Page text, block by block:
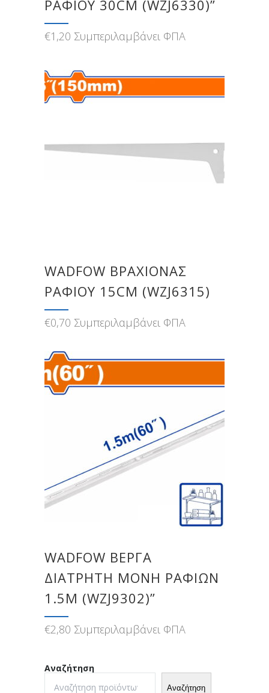
ΡΑΦΙΟΥ 30CM (WZJ6330)”
€1,20 Συμπεριλαμβάνει ΦΠΑ
WADFOW ΒΡΑΧΙΟΝΑΣ
ΡΑΦΙΟΥ 15CM (WZJ6315)
€0,70 Συμπεριλαμβάνει ΦΠΑ
WADFOW ΒΕΡΓΑ
ΔΙΑΤΡΗΤΗ ΜΟΝΗ ΡΑΦΙΩΝ
1.5M (WZJ9302)”
€2,80 Συμπεριλαμβάνει ΦΠΑ
Αναζήτηση
Αναζήτηση